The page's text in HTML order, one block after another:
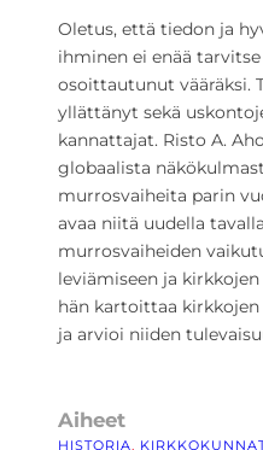
Oletus, että tiedon ja
ihminen ei enää
osoittautunut vääräksi.
yllättänyt sekä
kannattajat. Risto A.
globaalista
murrosvaiheita parin
avaa niitä uudella
murrosvaiheiden
leviämiseen ja
hän kartoittaa
ja arvioi niiden
Aiheet
HISTORIA,